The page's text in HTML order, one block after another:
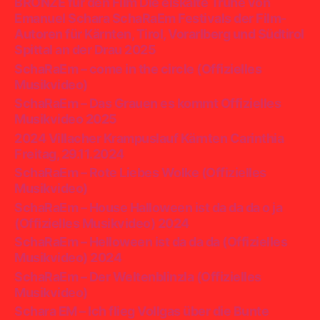
Emanuel Schara SchaRaEm Festivals der Film-
Autoren für Kärnten, Tirol, Vorarlberg und Südtirol
Spittal an der Drau 2025
SchaRaEm – come in the circle (Offizielles
Musikvideo)
SchaRaEm – Das Grauen es kommt Offizielles
Musikvideo 2025
2024 Villacher Krampuslauf Kärnten Carinthia
Freitag, 29.11.2024
SchaRaEm – Rote Liebes Wolke (Offizielles
Musikvideo)
SchaRaEm – House Halloween ist da da da o ja
(Offizielles Musikvideo) 2024
SchaRaEm – Helloween ist da da da (Offizielles
Musikvideo) 2024
SchaRaEm – Der Weltenblinzla (Offizielles
Musikvideo)
Schara EM – Ich flieg Vollgas über die Bunte